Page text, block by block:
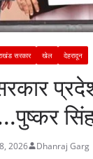
सरकार खेल देहरादून
सिंह
2026 Dhanraj Garg